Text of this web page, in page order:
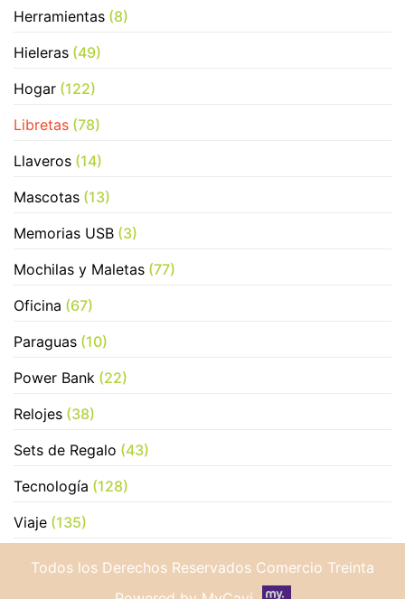
Herramientas (8)
Hieleras (49)
Hogar (122)
Libretas (78)
Llaveros (14)
Mascotas (13)
Memorias USB (3)
Mochilas y Maletas (77)
Oficina (67)
Paraguas (10)
Power Bank (22)
Relojes (38)
Sets de Regalo (43)
Tecnología (128)
Viaje (135)
Todos los Derechos Reservados Comercio Treinta